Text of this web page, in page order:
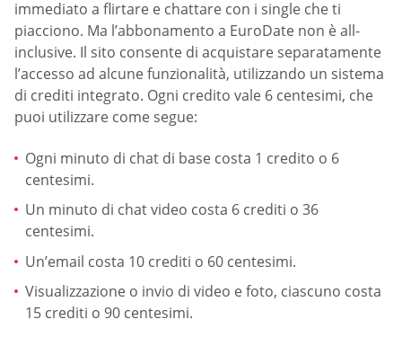
immediato a flirtare e chattare con i single che ti
piacciono. Ma l’abbonamento a EuroDate non è all-
inclusive. Il sito consente di acquistare separatamente
l’accesso ad alcune funzionalità, utilizzando un sistema
di crediti integrato. Ogni credito vale 6 centesimi, che
puoi utilizzare come segue:
Ogni minuto di chat di base costa 1 credito o 6
centesimi.
Un minuto di chat video costa 6 crediti o 36
centesimi.
Un’email costa 10 crediti o 60 centesimi.
Visualizzazione o invio di video e foto, ciascuno costa
15 crediti o 90 centesimi.